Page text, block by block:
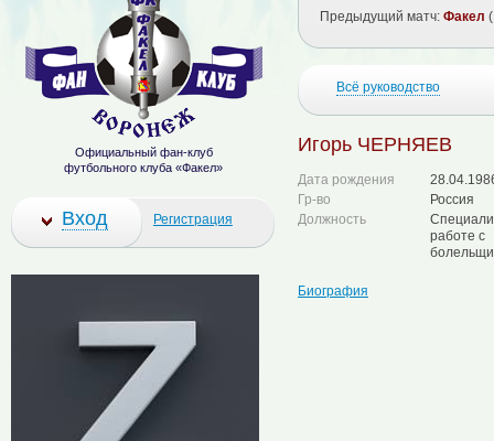
Предыдущий матч: Факел
Всё руководство
Игорь ЧЕРНЯЕВ
Дата рождения
Гр-во
Россия
Должность
работе с
Биография
Официальный фан-клуб
футбольного клуба «Факел»
Вход Регистрация